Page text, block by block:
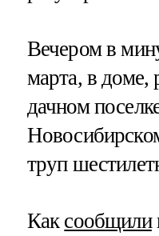
Вечером в
марта, в доме,
дачном
труп
Как сообщили